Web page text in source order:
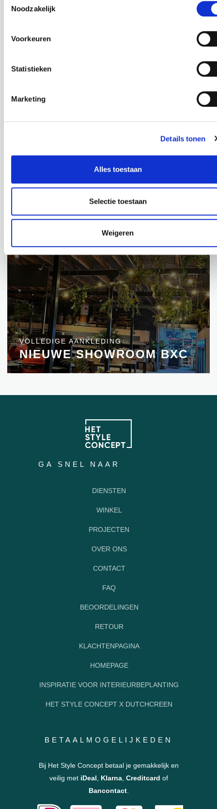
Noodzakelijk
Voorkeuren
Statistieken
Marketing
Details tonen
Alles toestaan
Selectie toestaan
Weigeren
AANTREKKELIJKE HANGPLANTEN
ANOIGO FLEXRUIMTE
VOLLEDIGE AANKLEDING
NIEUWE SHOWROOM BXC
GA SNEL NAAR
DIENSTEN
WINKEL
PROJECTEN
OVER ONS
CONTACT
FAQ
BEOORDELINGEN
RETOUR
KLACHTENPAGINA
HOMEPAGE
INSPIRATIE VOOR INTERIEURBEPLANTING
HET STYLE CONCEPT X DUTCHCREEN
BETAALMOGELIJKEDEN
Bij Het Style Concept betaal je gemakkelijk en
veilig met iDeal Klarna, Creditcard of
Bancontact.